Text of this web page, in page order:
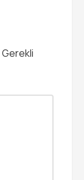
Gerekli